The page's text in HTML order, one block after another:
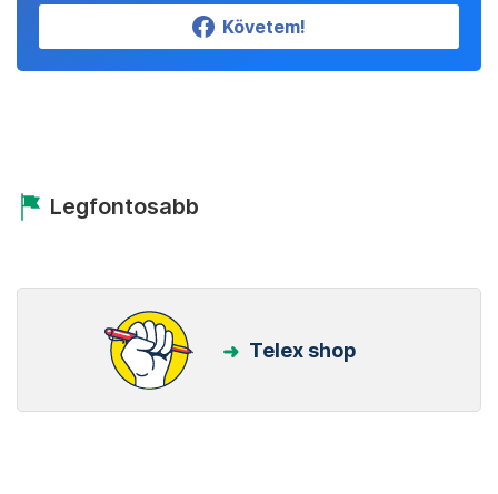
Követem!
Legfontosabb
Telex shop